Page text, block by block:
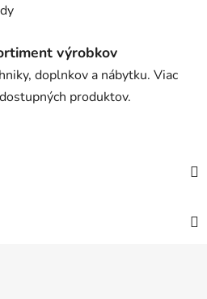
výrobkov
doplnkov a nábytku. Viac
produktov.